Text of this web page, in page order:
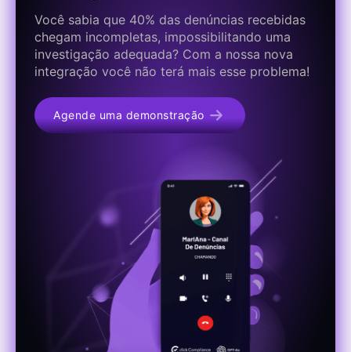
Você sabia que 40% das denúncias recebidas
chegam incompletas, impossibilitando uma
investigação adequada? Com a nossa nova
integração você não terá mais esse problema!
Agende uma demonstração